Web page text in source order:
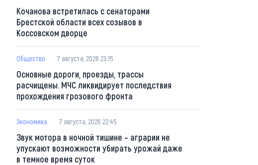
Кочанова встретилась с сенаторами
Брестской области всех созывов в
Коссовском дворце
Общество 7 августа, 2026 23:15
Основные дороги, проезды, трассы
расчищены. МЧС ликвидирует последствия
прохождения грозового фронта
Экономика 7 августа, 2026 22:45
Звук мотора в ночной тишине – аграрии не
упускают возможности убирать урожай даже
в темное время суток